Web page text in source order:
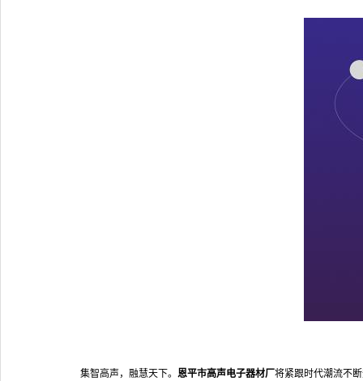
集智高声，融慧天下。 恩平市高声电子器材厂 将紧跟时代潮流不